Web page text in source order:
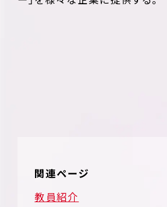
関連ページ
教員紹介